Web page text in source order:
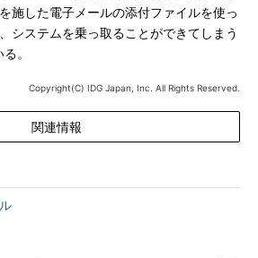
施した電子メールの添付ファイルを使っ
システムを乗っ取ることができてしまう
。
Copyright(C) IDG Japan, Inc. All Rights Reserved.
関連情報